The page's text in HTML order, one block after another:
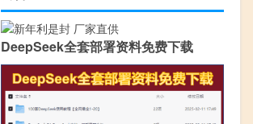
DeepSeek全套部署资料免费下载